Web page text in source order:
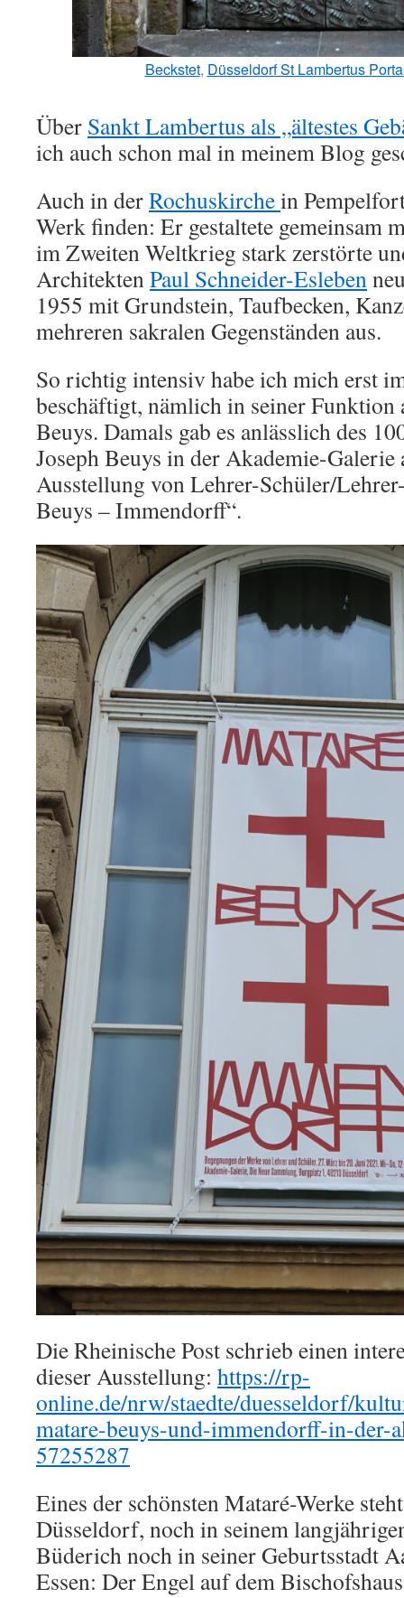
Beckstet, Düsseldorf St Lambertus
Über Sankt Lambertus als „ältestes
ich auch schon mal in meinem Blog
Auch in derRochuskirchein
Werk finden: Er gestaltete gemeinsam
im Zweiten Weltkrieg stark zerstörte
ArchitektenPaul Schneider-Esleben
1955 mit Grundstein, Taufbecken,
mehreren sakralen Gegenständen aus.
So richtig intensiv habe ich mich erst
beschäftigt, nämlich in seiner Funktion
Beuys. Damals gab es anlässlich des
Joseph Beuys in der Akademie-
Ausstellung von Lehrer-Schüler/
Beuys – Immendorff“.
Die Rheinische Post schrieb einen
dieser Ausstellung: https://rp-
online.de/nrw/staedte/duesseldorf/
matare-beuys-und-immendorff-in-der-
57255287
Eines der schönsten Mataré-Werke
Düsseldorf, noch in seinem
Büderich noch in seiner Geburtsstadt
Essen: Der Engel auf dem